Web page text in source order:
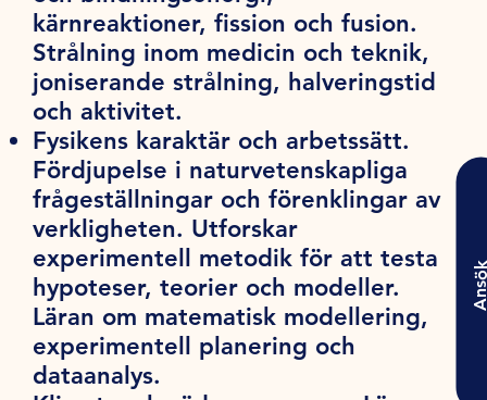
kärnreaktioner, fission och fusion.
Strålning inom medicin och teknik,
joniserande strålning, halveringstid
och aktivitet.
Fysikens karaktär och arbetssätt.
Fördjupelse i naturvetenskapliga
frågeställningar och förenklingar av
verkligheten. Utforskar
experimentell metodik för att testa
hypoteser, teorier och modeller.
Läran om matematisk modellering,
experimentell planering och
dataanalys.